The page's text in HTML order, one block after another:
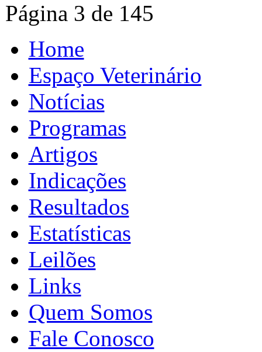
Página 3 de 145
Home
Espaço Veterinário
Notícias
Programas
Artigos
Indicações
Resultados
Estatísticas
Leilões
Links
Quem Somos
Fale Conosco